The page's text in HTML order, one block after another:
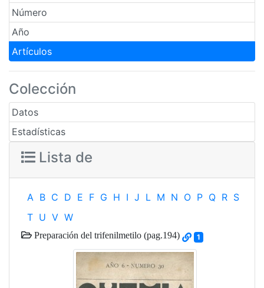
Número
Año
Artículos
Colección
Datos
Estadísticas
Lista de
A B C D E F G H I J L M N O P Q R S
T U V W
Preparación del trifenilmetilo (pag.194) 1